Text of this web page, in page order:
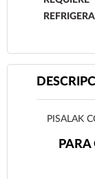
PISALAK